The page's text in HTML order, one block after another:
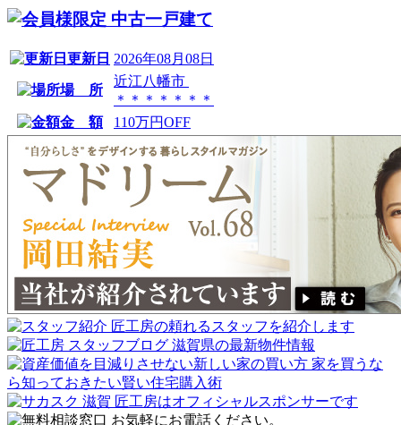
中古一戸建て
更新日 2026年08月08日
場 所
近江八幡市
＊＊＊＊＊＊＊
金 額
110万円OFF